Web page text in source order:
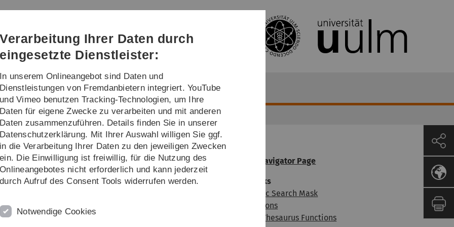
Direkt
Direkt
Direkt
(Sprache,
Drucken,
Social
Direkt
Direkt
Mitarbeiter ...
of a single document an extra window will be
transferred in appropriate order to the lower box by
icon the display of single documents is rearranged
MOGADOC Navigator Page
Search masks
Bibliographic Search Mask
Index Functions
Interactive Thesaurus Functions
Verarbeitung Ihrer Daten durch
eingesetzte Dienstleister:
In unserem Onlineangebot sind Daten und
Dienstleistungen von Fremdanbietern integriert. YouTube
und Vimeo benutzen Tracking-Technologien, um Ihre
Daten für eigene Zwecke zu verarbeiten und mit anderen
Daten zusammenzuführen. Details finden Sie in unserer
Datenschutzerklärung. Mit Ihrer Auswahl willigen Sie ggf.
in die Verarbeitung Ihrer Daten zu den jeweiligen Zwecken
ein. Die Einwilligung ist freiwillig, für die Nutzung des
Onlineangebotes nicht erforderlich und kann jederzeit
durch Aufruf des Consent Tools widerrufen werden.
Notwendige Cookies